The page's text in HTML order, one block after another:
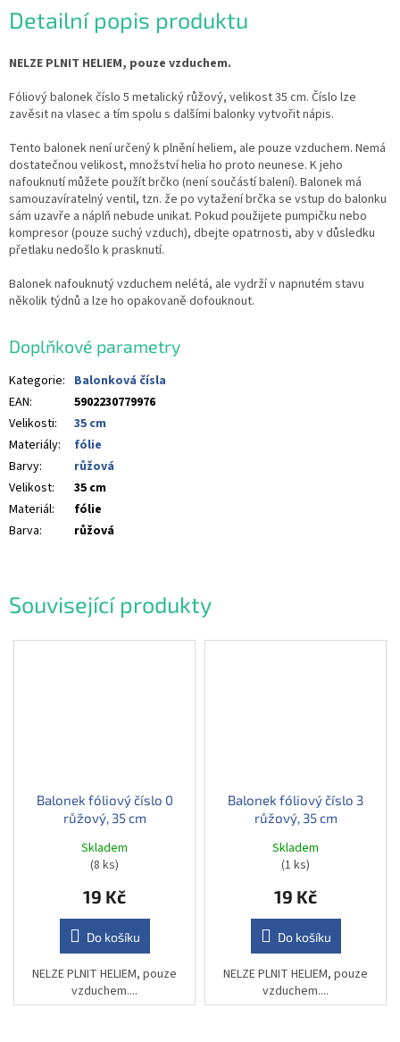
Související produkty
Balonek fóliový číslo 0
růžový, 35 cm
Skladem
(8 ks)
19 Kč
Do košíku
NELZE PLNIT HELIEM, pouze
vzduchem....
Balonek fóliový číslo 3
růžový, 35 cm
Skladem
(1 ks)
19 Kč
Do košíku
NELZE PLNIT HELIEM, pouze
vzduchem....
Detailní popis produktu
NELZE PLNIT HELIEM, pouze vzduchem.
Fóliový balonek číslo 5 metalický růžový, velikost 35 cm. Číslo lze
zavěsit na vlasec a tím spolu s dalšími balonky vytvořit nápis.
Tento balonek není určený k plnění heliem, ale pouze vzduchem. Nemá
dostatečnou velikost, množství helia ho proto neunese. K jeho
nafouknutí můžete použít brčko (není součástí balení). Balonek má
samouzavíratelný ventil, tzn. že po vytažení brčka se vstup do balonku
sám uzavře a náplň nebude unikat. Pokud použijete pumpičku nebo
kompresor (pouze suchý vzduch), dbejte opatrnosti, aby v důsledku
přetlaku nedošlo k prasknutí.
Balonek nafouknutý vzduchem nelétá, ale vydrží v napnutém stavu
několik týdnů a lze ho opakovaně dofouknout.
Doplňkové parametry
Kategorie: Balonková čísla
EAN:
5902230779976
Velikosti:
35 cm
Materiály:
fólie
Barvy:
růžová
Velikost:
35 cm
Materiál:
fólie
Barva: růžová